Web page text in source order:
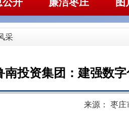
采
南投资集团：建强数
来源： 枣